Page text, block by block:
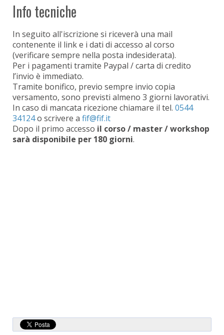
Info tecniche
In seguito all'iscrizione si riceverà una mail
contenente il link e i dati di accesso al corso
(verificare sempre nella posta indesiderata).
Per i pagamenti tramite Paypal / carta di credito
l’invio è immediato.
Tramite bonifico, previo sempre invio copia
versamento, sono previsti almeno 3 giorni lavorativi.
In caso di mancata ricezione chiamare il tel. 0544
34124o scrivere a
Dopo il primo accesso il corso / master / workshop
sarà disponibile per 180 giorni.